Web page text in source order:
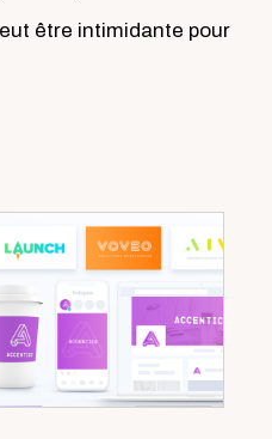
être intimidante pour